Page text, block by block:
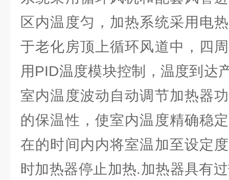
区内温度匀，加热系统采用电
于老化房顶上循环风道中，四
用PID温度模块控制，温度到达
室内温度波动自动调节加热器
的保温性，使室内温度精确稳
在的时间内内将室温加至设定
时加热器停止加热.加热器具有